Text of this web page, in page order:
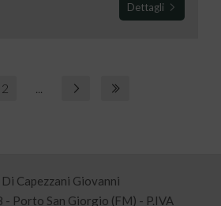
Dettagli
2 ...
Capezzani Giovanni
- Porto San Giorgio (FM) - P.IVA